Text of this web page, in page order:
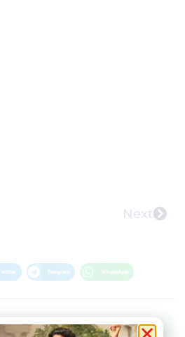
Next
Twitter Telegram WhatsApp